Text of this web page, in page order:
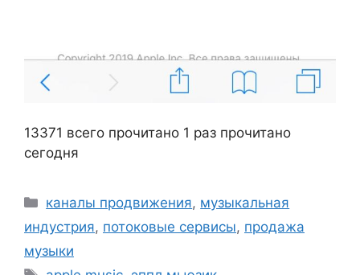
13371 всего прочитано 1 раз прочитано
сегодня
Рубрики
каналы продвижения, музыкальная
индустрия, потоковые сервисы, продажа
музыки